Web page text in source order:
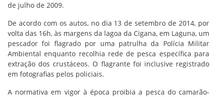
de julho de 2009.
De acordo com os autos, no dia 13 de setembro de 2014, por
volta das 16h, às margens da lagoa da Cigana, em Laguna, um
pescador foi flagrado por uma patrulha da Polícia Militar
Ambiental enquanto recolhia rede de pesca específica para
extração dos crustáceos. O flagrante foi inclusive registrado
em fotografias pelos policiais.
A normativa em vigor à época proibia a pesca do camarão-